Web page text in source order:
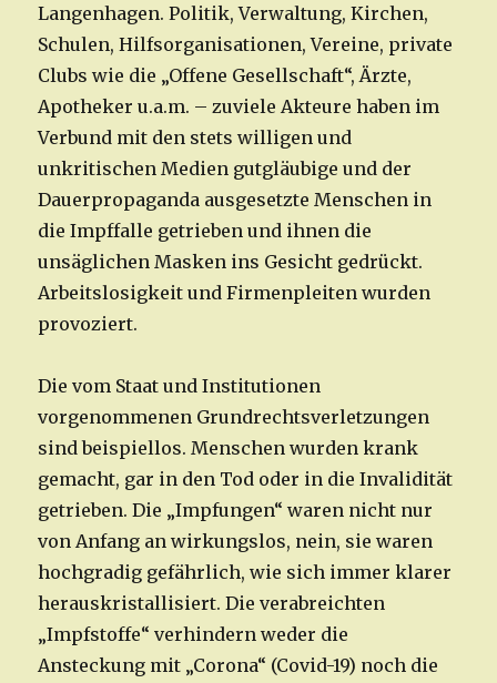
Langenhagen. Politik, Verwaltung, Kirchen,
Schulen, Hilfsorganisationen, Vereine, private
Clubs wie die „Offene Gesellschaft“, Ärzte,
Apotheker u.a.m. – zuviele Akteure haben im
Verbund mit den stets willigen und
unkritischen Medien gutgläubige und der
Dauerpropaganda ausgesetzte Menschen in
die Impffalle getrieben und ihnen die
unsäglichen Masken ins Gesicht gedrückt.
Arbeitslosigkeit und Firmenpleiten wurden
provoziert.
Die vom Staat und Institutionen
vorgenommenen Grundrechtsverletzungen
sind beispiellos. Menschen wurden krank
gemacht, gar in den Tod oder in die Invalidität
getrieben. Die „Impfungen“ waren nicht nur
von Anfang an wirkungslos, nein, sie waren
hochgradig gefährlich, wie sich immer klarer
herauskristallisiert. Die verabreichten
„Impfstoffe“ verhindern weder die
Ansteckung mit „Corona“ (Covid-19) noch die